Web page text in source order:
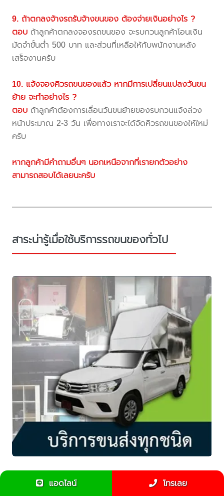
9. ถ้าตกลงจ้างรถรับจ้างขนของ ต้องจ่ายเงินอย่างไร ?
ตอบ ถ้าลูกค้าตกลงจองรถขนของ จะรบกวนลูกค้าโอนเงิน
มัดจำขั้นต่ำ 500 บาท และส่วนที่เหลือให้กับพนักงานหลัง
เสร็จงานครับ
10. แจ้งจองคิวรถขนของแล้ว หากมีการเปลี่ยนแปลงวันขน
ย้าย จะทำอย่างไร ?
ตอบ ถ้าลูกค้าต้องการเลื่อนวันขนย้ายของรบกวนแจ้งล่วง
หน้าประมาณ 2-3 วัน เพื่อทางเราจะได้จัดคิวรถขนของให้ใหม่
ครับ
หากลูกค้ามีคำถามอื่นๆ นอกเหนือจากที่เรายกตัวอย่าง
สามารถสอบได้เลยนะครับ
สาระน่ารู้เมื่อใช้บริการรถขนของทั่วไป
แอดไลน์ โทรเลย